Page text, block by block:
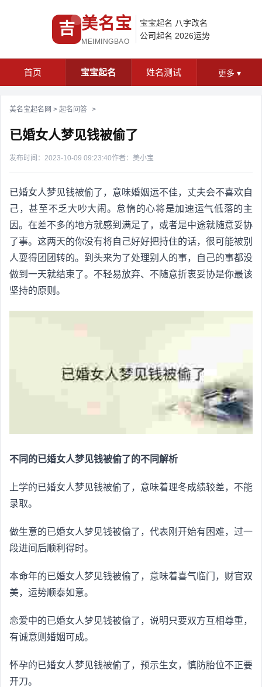
吉 美名宝
MEIMINGBAO
宝宝起名 八字改名
公司起名 2026运势
首页 宝宝起名 姓名测试 更多 ▾
美名宝起名网 > 起名问答 >
已婚女人梦见钱被偷了
发布时间：2023-10-09 09:23:40作者：美小宝
已婚女人梦见钱被偷了，意味婚姻运不佳，丈夫会不喜欢自
己，甚至不乏大吵大闹。怠惰的心将是加速运气低落的主
因。在差不多的地方就感到满足了，或者是中途就随意妥协
了事。这两天的你没有将自己好好把持住的话，很可能被别
人耍得团团转的。到头来为了处理别人的事，自己的事都没
做到一天就结束了。不轻易放弃、不随意折衷妥协是你最该
坚持的原则。
不同的已婚女人梦见钱被偷了的不同解析
上学的已婚女人梦见钱被偷了，意味着理冬成绩较差，不能
录取。
做生意的已婚女人梦见钱被偷了，代表刚开始有困难，过一
段进间后顺利得时。
本命年的已婚女人梦见钱被偷了，意味着喜气临门，财官双
美，运势顺泰如意。
恋爱中的已婚女人梦见钱被偷了，说明只要双方互相尊重，
有诚意则婚姻可成。
怀孕的已婚女人梦见钱被偷了，预示生女，慎防胎位不正要
开刀。